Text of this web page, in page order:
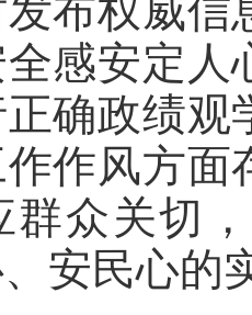
感安定人
确政绩
作风方
群众关切
安民心的